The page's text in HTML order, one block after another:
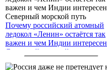
Почему российский атомный
ледокол «Ленин» остаётся так
важен и чем Индии интересен
Северный морской путь